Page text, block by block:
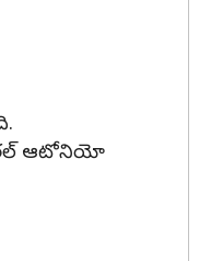
ఆటోనియో